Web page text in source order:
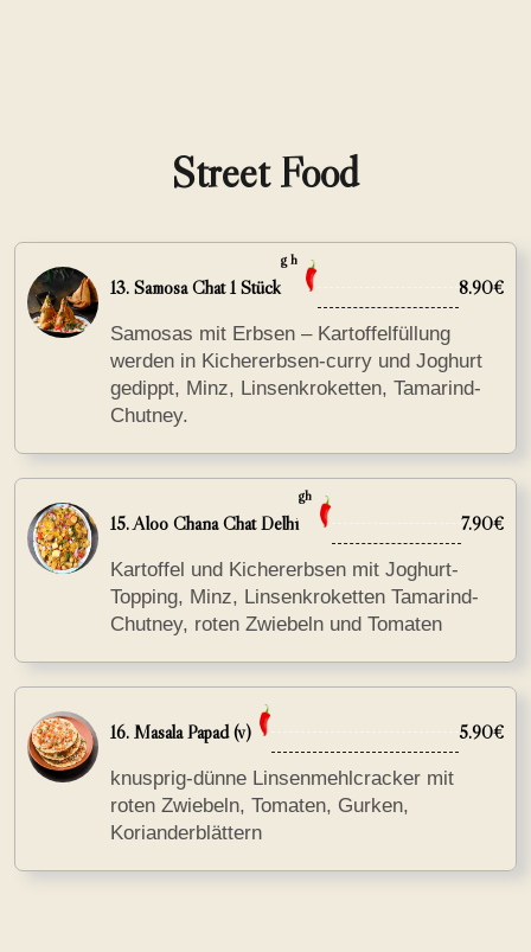
Street Food
13. Samosa Chat 1 Stück
g h
8.90€
Samosas mit Erbsen – Kartoffelfüllung
werden in Kichererbsen-curry und Joghurt
gedippt, Minz, Linsenkroketten, Tamarind-
Chutney.
15. Aloo Chana Chat Delhi
gh
7.90€
Kartoffel und Kichererbsen mit Joghurt-
Topping, Minz, Linsenkroketten Tamarind-
Chutney, roten Zwiebeln und Tomaten
16. Masala Papad (v) 5.90€
knusprig-dünne Linsenmehlcracker mit
roten Zwiebeln, Tomaten, Gurken,
Korianderblättern